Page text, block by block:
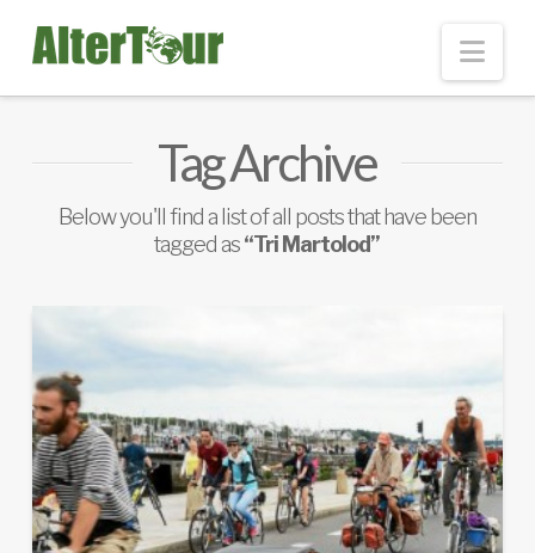
Tag Archive
Below you'll find a list of all posts that have been
tagged as“Tri Martolod”